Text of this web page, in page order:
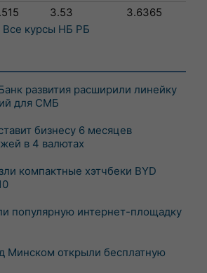
3.53
3.6365
Все курсы НБ РБ
развития расширили линейку
для СМБ
бизнесу 6 месяцев
в 4 валютах
компактные хэтчбеки BYD
популярную интернет-площадку
Минском открыли бесплатную